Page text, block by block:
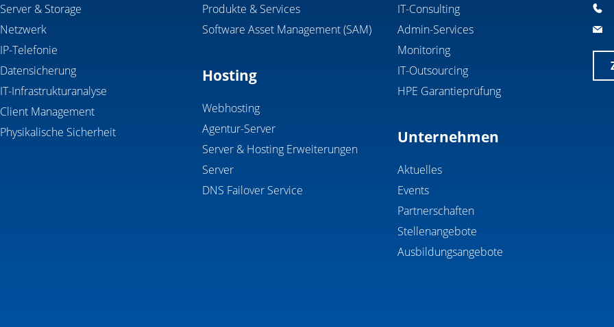
Server & Storage
Netzwerk
IP-Telefonie
Datensicherung
IT-Infrastrukturanalyse
Client Management
Physikalische Sicherheit
Produkte & Services
Software Asset Management (SAM)
Hosting
Webhosting
Agentur-Server
Server & Hosting Erweiterungen
Server
DNS Failover Service
IT-Consulting
Admin-Services
Monitoring
IT-Outsourcing
HPE Garantieprüfung
Unternehmen
Aktuelles
Events
Partnerschaften
Stellenangebote
Ausbildungsangebote